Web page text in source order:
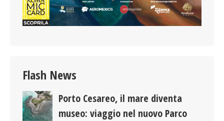
Flash News
Porto Cesareo, il mare diventa
museo: viaggio nel nuovo Parco